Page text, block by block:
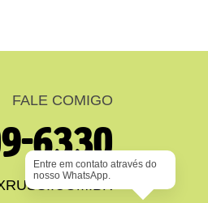
Entre em contato através do
nosso WhatsApp.
FALE COMIGO
6330